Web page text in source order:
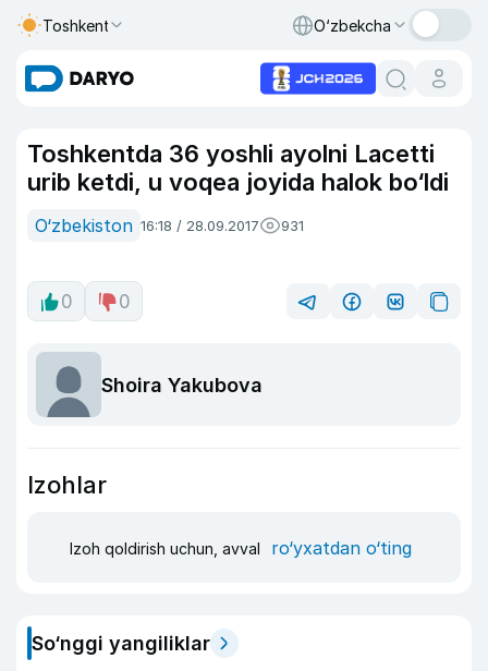
Toshkent O‘zbekcha
Toshkentda 36 yoshli ayolni Lacetti
urib ketdi, u voqea joyida halok bo‘ldi
O‘zbekiston 16:18 / 28.09.2017 931
0 0
Shoira Yakubova
Izohlar
Izoh qoldirish uchun, avval ro‘yxatdan o‘ting
So‘nggi yangiliklar